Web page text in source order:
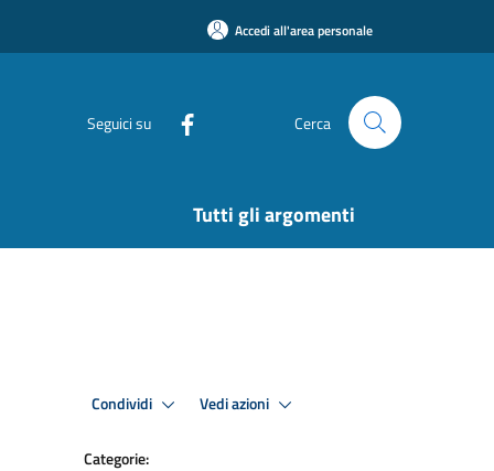
Accedi all'area personale
Seguici su Cerca
Tutti gli argomenti
Condividi Vedi azioni
Categorie: